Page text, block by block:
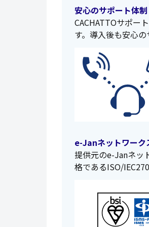
安心のサポート体制
CACHATTOサポー
す。導入後も安心
e-Janネットワーク
提供元のe-Janネッ
格であるISO/